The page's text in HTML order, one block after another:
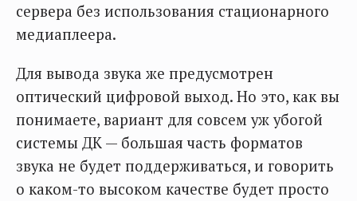
сервера без использования стационарного
медиаплеера.
Для вывода звука же предусмотрен
оптический цифровой выход. Но это, как вы
понимаете, вариант для совсем уж убогой
системы ДК — большая часть форматов
звука не будет поддерживаться, и говорить
о каком-то высоком качестве будет просто